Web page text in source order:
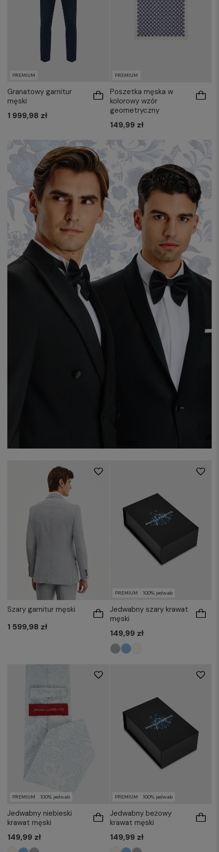
PREMIUM
Granatowy garnitur
męski
1 999,98 zł
PREMIUM
Poszetka męska w
kolorowy wzór
geometryczny
149,99 zł
Szary garnitur męski
1 599,98 zł
PREMIUM 100% jedwab
Jedwabny szary krawat
męski
149,99 zł
PREMIUM 100% jedwab
Jedwabny niebieski
krawat męski
149,99 zł
PREMIUM 100% jedwab
Jedwabny beżowy
krawat męski
149,99 zł